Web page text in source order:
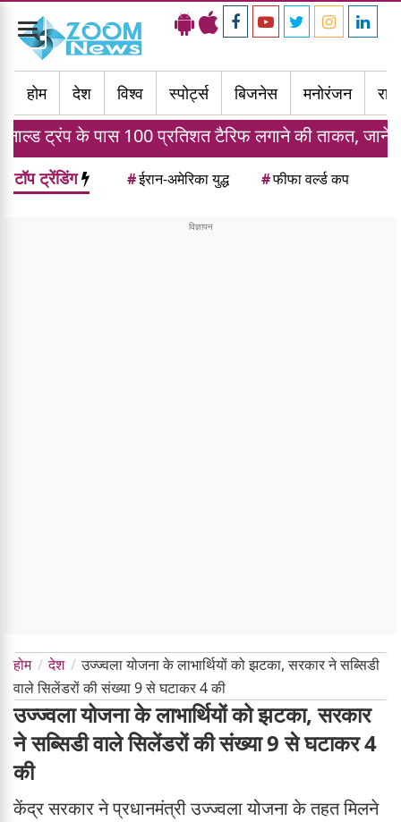
Toggle
navigation
होम
देश विश्व स्पोर्ट्स बिजनेस मनोरंजन
100 प्रतिशत टैरिफ लगाने की ताकत, जानें भारत पर क्या
टॉप ट्रेंडिंग #ईरान-अमेरिका युद्ध #फीफा वर्ल्ड कप
होम देश
उज्ज्वला योजना के लाभार्थियों को झटका, सरकार ने सब्सिडी
वाले सिलेंडरों की संख्या 9 से घटाकर 4 की
उज्ज्वला योजना के लाभार्थियों को झटका, सरकार
ने सब्सिडी वाले सिलेंडरों की संख्या 9 से घटाकर 4
की
केंद्र सरकार ने प्रधानमंत्री उज्ज्वला योजना के तहत मिलने